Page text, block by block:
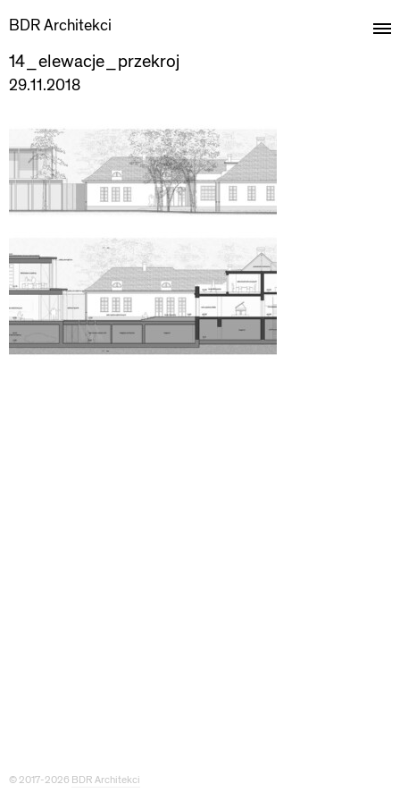
BDR Architekci
14_elewacje_przekroj
29.11.2018
© 2017-2026 BDR Architekci